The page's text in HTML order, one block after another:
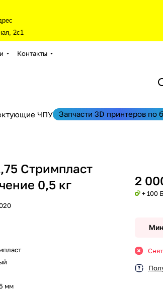
2с1
Контакты
ЧПУ Запчасти 3D принтеров по
Стримпласт
0,5 кг
мм
2
+ 100